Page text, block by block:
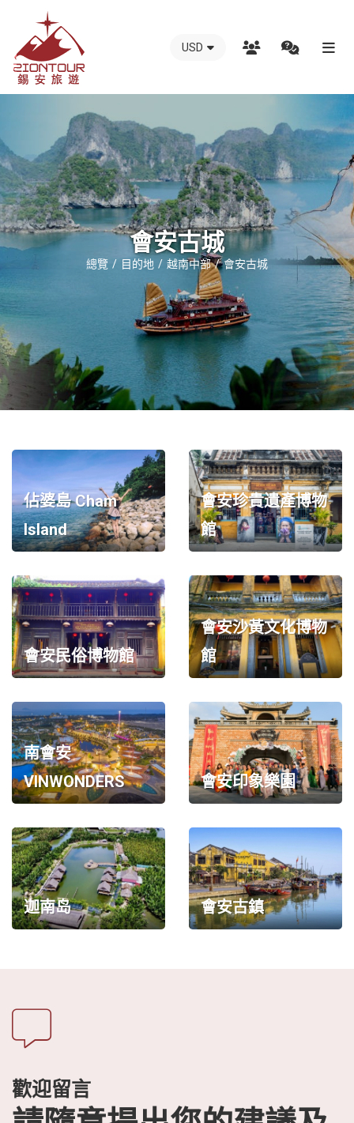
越
安
國
際
旅
行
社
南
接
錫
旅
遊
您
在
越
最
好
的
合
作
伴！
越
南
LOCAL
旅
行
社
USD
會安古城
總覽 目的地 越南中部 會安古城
佔婆島 Cham
Island
會安珍貴遺產博物
館
會安民俗博物館
會安沙黃文化博物
館
南會安
VINWONDERS
會安印象樂園
迦南岛 會安古鎮
歡迎留言